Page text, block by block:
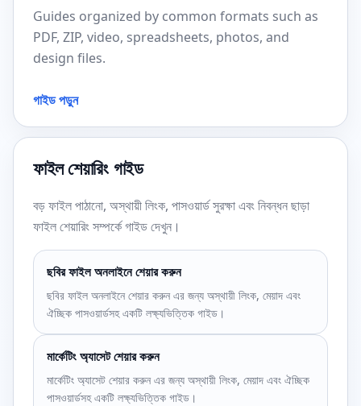
Guides organized by common formats such as
PDF, ZIP, video, spreadsheets, photos, and
design files.
গাইড পড়ুন
ফাইল শেয়ারিং গাইড
বড় ফাইল পাঠানো, অস্থায়ী লিংক, পাসওয়ার্ড সুরক্ষা এবং নিবন্ধন ছাড়া
ফাইল শেয়ারিং সম্পর্কে গাইড দেখুন।
ছবির ফাইল অনলাইনে শেয়ার করুন
ছবির ফাইল অনলাইনে শেয়ার করুন এর জন্য অস্থায়ী লিংক, মেয়াদ এবং
ঐচ্ছিক পাসওয়ার্ডসহ একটি লক্ষ্যভিত্তিক গাইড।
মার্কেটিং অ্যাসেট শেয়ার করুন
মার্কেটিং অ্যাসেট শেয়ার করুন এর জন্য অস্থায়ী লিংক, মেয়াদ এবং ঐচ্ছিক
পাসওয়ার্ডসহ একটি লক্ষ্যভিত্তিক গাইড।